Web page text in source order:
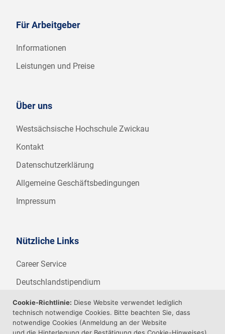
Für Arbeitgeber
Informationen
Leistungen und Preise
Über uns
Westsächsische Hochschule Zwickau
Kontakt
Datenschutzerklärung
Allgemeine Geschäftsbedingungen
Impressum
Nützliche Links
Career Service
Deutschlandstipendium
WHZ Firmenstipendium
Weitere Angebote der WHZ
Cookie-Richtlinie: Diese Website verwendet lediglich
technisch notwendige Cookies. Bitte beachten Sie, dass
notwendige Cookies (Anmeldung an der Website